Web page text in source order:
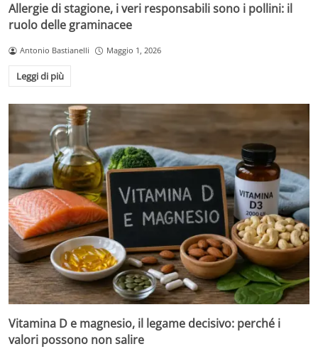
Allergie di stagione, i veri responsabili sono i pollini: il
ruolo delle graminacee
Antonio Bastianelli Maggio 1, 2026
Leggi di più
Vitamina D e magnesio, il legame decisivo: perché i
valori possono non salire